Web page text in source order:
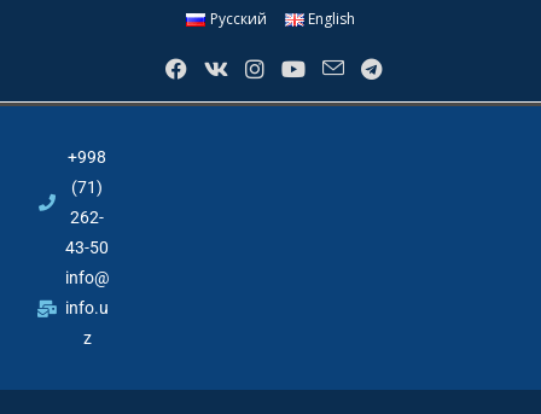
Русский English
+998
(71)
262-
43-50
info@
info.u
z